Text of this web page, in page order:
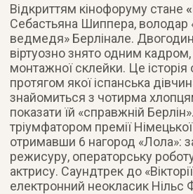
Відкриттям кінофоруму стане
Себастьяна Шиппера, володар
ведмедя» Берлінале.
віртуозно знято одним
монтажної склейки. Це історія
протягом якої іспанська
знайомиться з чотирма
показати їй «справжній
тріумфатором премії Німецької
отримавши 6 нагород «Лола»:
режисуру, операторську
актрису. Саундтрек до
електронний неокласик Нільс